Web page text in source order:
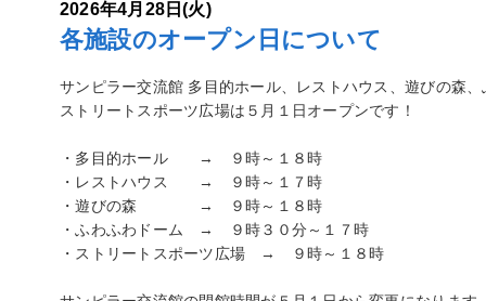
2026年4月28日(火)
各施設のオープン日について
サンピラー交流館 多目的ホール、レストハウス、遊びの森
ストリートスポーツ広場は５月１日オープンです！
・多目的ホール → ９時～１８時
・レストハウス → ９時～１７時
・遊びの森 → ９時～１８時
・ふわふわドーム → ９時３０分～１７時
・ストリートスポーツ広場 → ９時～１８時